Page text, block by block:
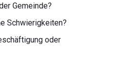
Gemeinde?
Schwierigkeiten?
oder